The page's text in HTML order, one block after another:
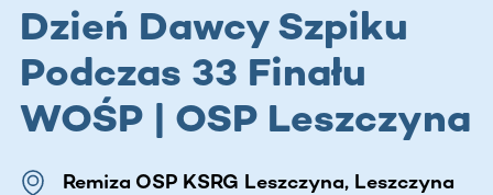
Dzień Dawcy Szpiku
Podczas 33 Finału
WOŚP | OSP Leszczyna
Remiza OSP KSRG Leszczyna, Leszczyna